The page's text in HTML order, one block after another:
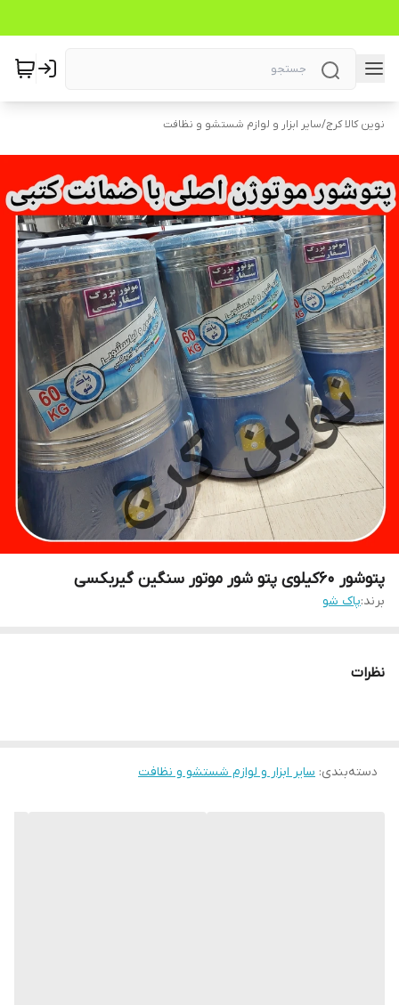
نوین کالا کرج/سایر ابزار و لوازم شستشو و نظافت
پتوشور 60کیلوی پتو شور موتور سنگین گیربکسی
برند:پاک شو
نظرات
دسته‌بندی: سایر ابزار و لوازم شستشو و نظافت